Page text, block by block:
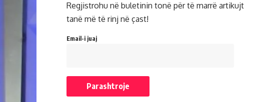
Regjistrohu në buletinin tonë për të marrë artikujt
tanë më të rinj në çast!
Email-i juaj